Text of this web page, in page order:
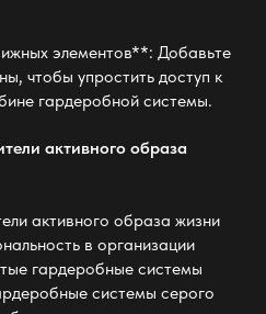
элементов**: Добавьте
чтобы упростить доступ к
гардеробной системы.
активного образа
активного образа жизни
в организации
гардеробные системы
системы серого